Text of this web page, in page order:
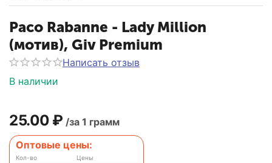
Paco Rabanne - Lady Million
(мотив), Giv Premium
Написать отзыв
В наличии
25.00 ₽ /за 1 грамм
Оптовые цены:
Кол-во Цены